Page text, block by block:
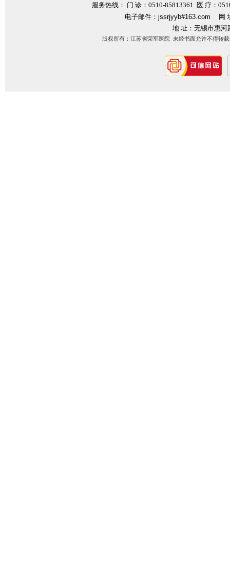
服务热线： 门 诊：0510-85813361 医 疗：
电子邮件： jssrjyyb#163.com
网
地 址：无锡市惠河
版权所有：江苏省荣军医院 未经书面允许不得转